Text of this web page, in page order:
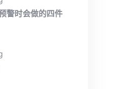
警时会做的四件